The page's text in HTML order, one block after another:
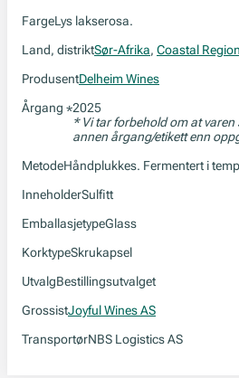
FargeLys lakserosa.
Land, distriktSør-Afrika, Coastal Region
ProdusentDelheim Wines
Årgang *2025
* Vi tar forbehold om at varen
annen årgang/etikett enn
MetodeHåndplukkes. Fermentert i
InneholderSulfitt
EmballasjetypeGlass
KorktypeSkrukapsel
UtvalgBestillingsutvalget
GrossistJoyful Wines AS
TransportørNBS Logistics AS